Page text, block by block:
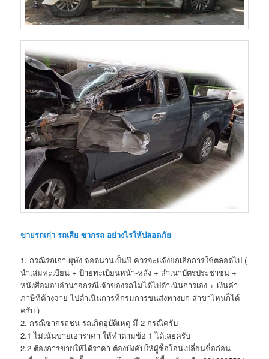
ขายรถเก่า รถเสีย ซากรถ อย่างไรให้ปลอดภัย
1. กรณีรถเก่า ผุพัง จอดนานเป็นปี ควรจะแจ้งยกเลิกการใช้ตลอดไป (
นำเล่มทะเบียน + ป้ายทะเบียนหน้า-หลัง + สำเนาบัตรประชาชน +
หนังสือมอบอำนาจกรณีเจ้าของรถไม่ได้ไปดำเนินการเอง + เงินค่า
ภาษีที่ค้างจ่าย ไปดำเนินการที่กรมการขนส่งทางบก สาขาไหนก็ได้
ครับ )
2. กรณีซากรถชน รถเกิดอุบัติเหตุ มี 2 กรณีครับ
2.1 ไม่เน้นขายเอาราคา ให้ทำตามข้อ 1 ได้เลยครับ
2.2 ต้องการขายให้ได้ราคา ต้องบังคับให้ผู้ซื้อโอนเปลี่ยนชื่อก่อน